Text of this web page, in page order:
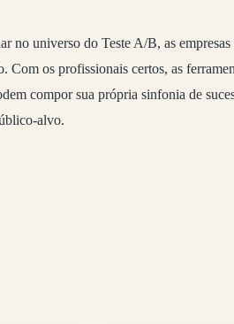
no universo do Teste A/B, as
Com os profissionais certos, as
compor sua própria sinfonia de
alvo.